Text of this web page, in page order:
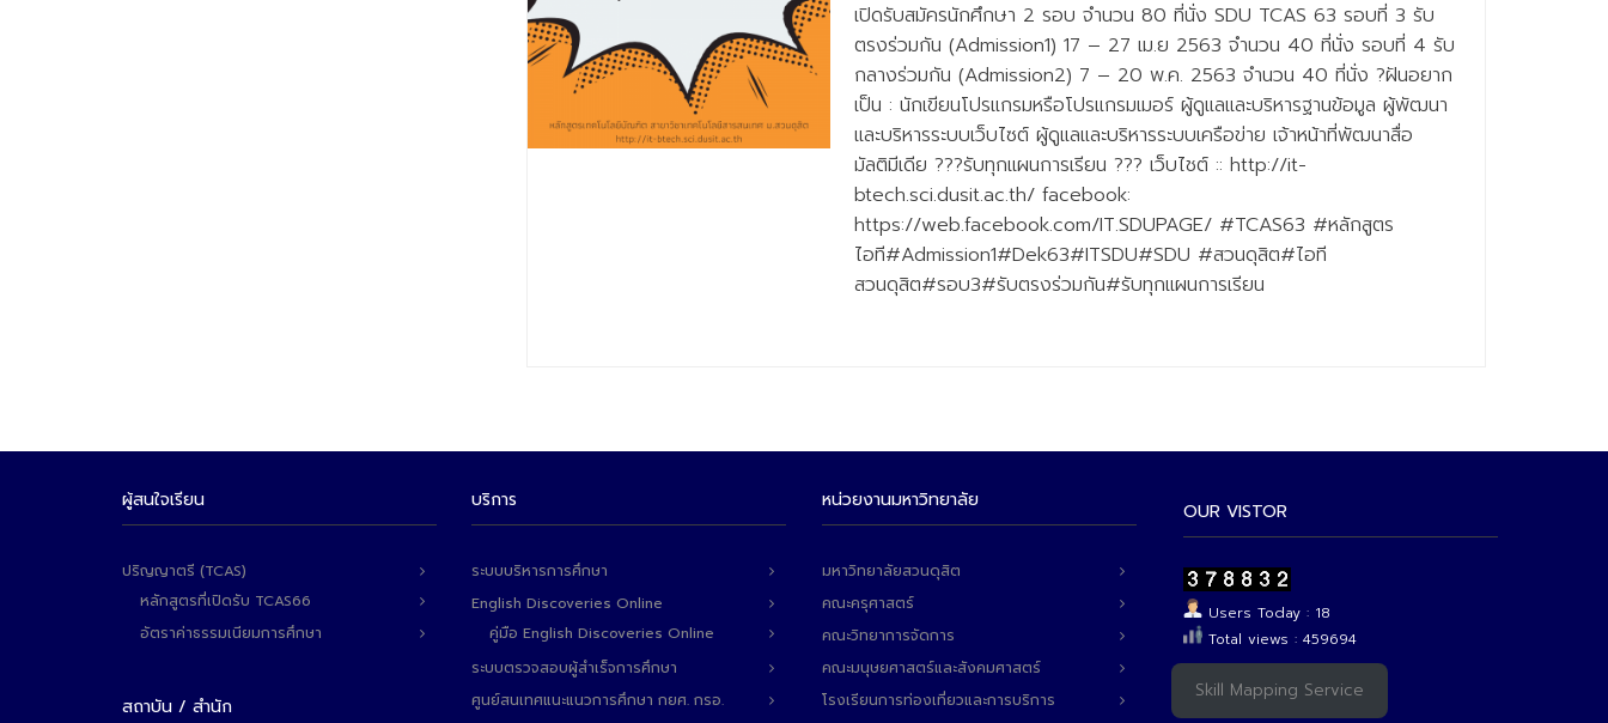
เปิดรับสมัครนักศึกษา 2 รอบ จำนวน 80 ที่นั่ง SDU TCAS 63 รอบที่ 3 รับ
ตรงร่วมกัน (Admission1) 17 – 27 เม.ย 2563 จำนวน 40 ที่นั่ง รอบที่ 4 รับ
กลางร่วมกัน (Admission2) 7 – 20 พ.ค. 2563 จำนวน 40 ที่นั่ง ?ฝันอยาก
เป็น : นักเขียนโปรแกรมหรือโปรแกรมเมอร์ ผู้ดูแลและบริหารฐานข้อมูล ผู้พัฒนา
และบริหารระบบเว็บไซต์ ผู้ดูแลและบริหารระบบเครือข่าย เจ้าหน้าที่พัฒนาสื่อ
มัลติมีเดีย ???รับทุกแผนการเรียน ??? เว็บไชต์ :: http://it-
btech.sci.dusit.ac.th/ facebook:
https://web.facebook.com/IT.SDUPAGE/ #TCAS63 #หลักสูตร
ไอที#Admission1#Dek63#ITSDU#SDU #สวนดุสิต#ไอที
สวนดุสิต#รอบ3#รับตรงร่วมกัน#รับทุกแผนการเรียน
ผู้สนใจเรียน
ปริญญาตรี (TCAS)
หลักสูตรที่เปิดรับ TCAS66
อัตราค่าธรรมเนียมการศึกษา
สถาบัน / สำนัก
บริการ
ระบบบริหารการศึกษา
English Discoveries Online
คู่มือ English Discoveries Online
ระบบตรวจสอบผู้สำเร็จการศึกษา
ศูนย์สนเทศแนะแนวการศึกษา กยศ. กรอ.
หน่วยงานมหาวิทยาลัย
มหาวิทยาลัยสวนดุสิต
คณะครุศาสตร์
คณะวิทยาการจัดการ
คณะมนุษยศาสตร์และสังคมศาสตร์
โรงเรียนการท่องเที่ยวและการบริการ
OUR VISTOR
Users Today : 18
Total views : 459694
Skill Mapping Service